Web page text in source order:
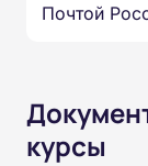
Почтой
курсы